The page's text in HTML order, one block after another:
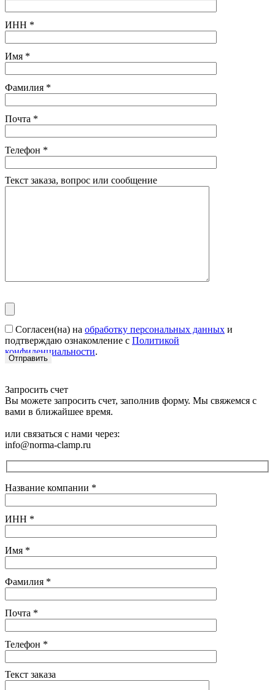
ИНН *
Имя *
Фамилия *
Почта *
Телефон *
Текст заказа, вопрос или сообщение
Согласен(на) на обработку персональных данных и
подтверждаю ознакомление с Политикой
конфиденциальности.
Запросить счет
Вы можете запросить счет, заполнив форму. Мы свяжемся с
вами в ближайшее время.
или связаться с нами через:
info@norma-clamp.ru
Название компании *
ИНН *
Имя *
Фамилия *
Почта *
Телефон *
Текст заказа